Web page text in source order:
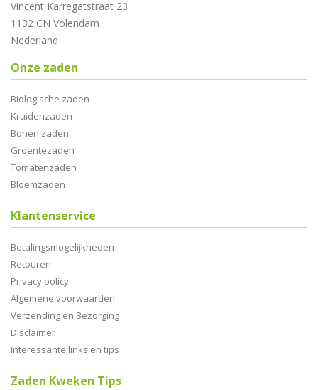
Vincent Karregatstraat 23
1132 CN Volendam
Nederland
Onze zaden
Biologische zaden
Kruidenzaden
Bonen zaden
Groentezaden
Tomatenzaden
Bloemzaden
Klantenservice
Betalingsmogelijkheden
Retouren
Privacy policy
Algemene voorwaarden
Verzending en Bezorging
Disclaimer
Interessante links en tips
Zaden Kweken Tips